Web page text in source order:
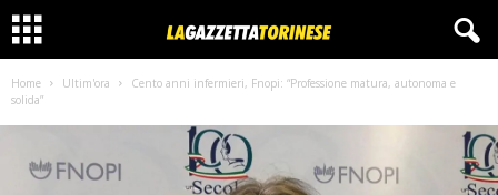
Home Ultim'ora
Cento anni infermieri, Fnopi: “Professione matura, autonoma e
solida”